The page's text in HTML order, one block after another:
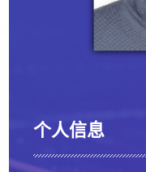
个人信息